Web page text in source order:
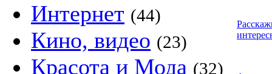
Интернет (44)
Кино, видео (23)
Красота и Мода (32)